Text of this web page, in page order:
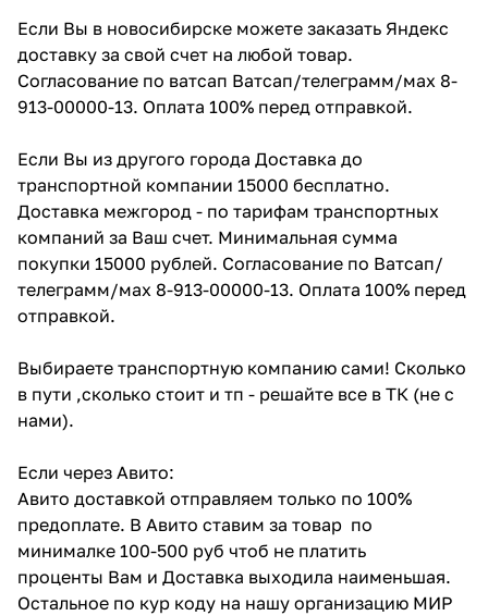
Если Вы в новосибирске можете заказать Яндекс
доставку за свой счет на любой товар.
Согласование по ватсап Ватсап/телеграмм/мах 8-
913-00000-13. Оплата 100% перед отправкой.
Если Вы из другого города Доставка до
транспортной компании 15000 бесплатно.
Доставка межгород - по тарифам транспортных
компаний за Ваш счет. Минимальная сумма
покупки 15000 рублей. Согласование по Ватсап/
телеграмм/мах 8-913-00000-13. Оплата 100% перед
отправкой.
Выбираете транспортную компанию сами! Сколько
в пути ,сколько стоит и тп - решайте все в ТК (не с
нами).
Если через Авито:
Авито доставкой отправляем только по 100%
предоплате. В Авито ставим за товар по
минималке 100-500 руб чтоб не платить
проценты Вам и Доставка выходила наименьшая.
Остальное по кур коду на нашу организацию МИР